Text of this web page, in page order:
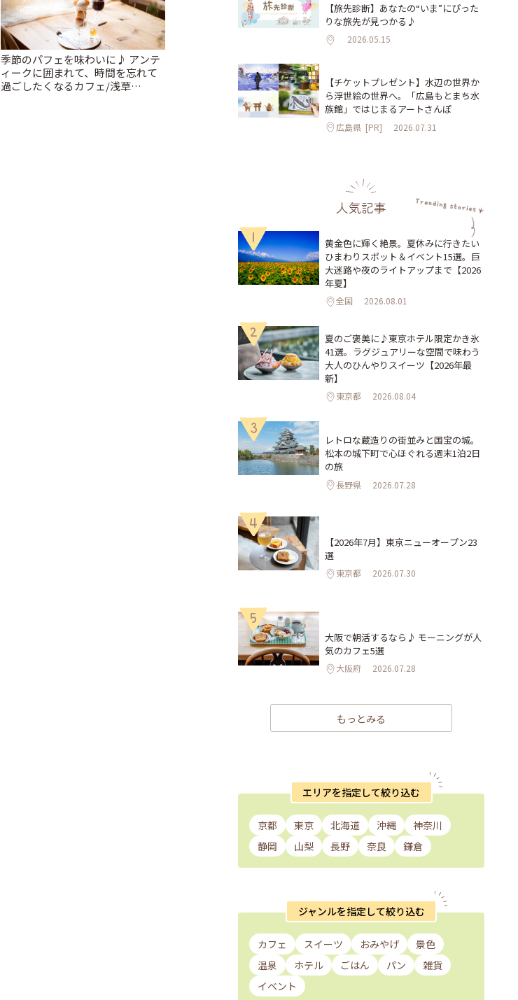
季節のパフェを味わいに♪ アンテ
ィークに囲まれて、時間を忘れて
過ごしたくなるカフェ/浅草
【旅先診断】あなたの“いま”にぴった
りな旅先が見つかる♪
2026.05.15
【チケットプレゼント】水辺の世界か
ら浮世絵の世界へ。「広島もとまち水
族館」ではじまるアートさんぽ
広島県 [PR] 2026.07.31
人気記事
1
黄金色に輝く絶景。夏休みに行きたい
ひまわりスポット＆イベント15選。巨
大迷路や夜のライトアップまで【2026
年夏】
全国 2026.08.01
2
夏のご褒美に♪東京ホテル限定かき氷
41選。ラグジュアリーな空間で味わう
大人のひんやりスイーツ【2026年最
新】
東京都 2026.08.04
3
レトロな蔵造りの街並みと国宝の城。
松本の城下町で心ほぐれる週末1泊2日
の旅
長野県 2026.07.28
4
【2026年7月】東京ニューオープン23
選
東京都 2026.07.30
5
大阪で朝活するなら♪ モーニングが人
気のカフェ5選
大阪府 2026.07.28
もっとみる
エリアを指定して絞り込む
京都 東京 北海道 沖縄
神奈川
静岡
山梨 長野 奈良 鎌倉
ジャンルを指定して絞り込む
カフェ スイーツ おみやげ
景色
温泉
ホテル ごはん パン
雑貨
イベント